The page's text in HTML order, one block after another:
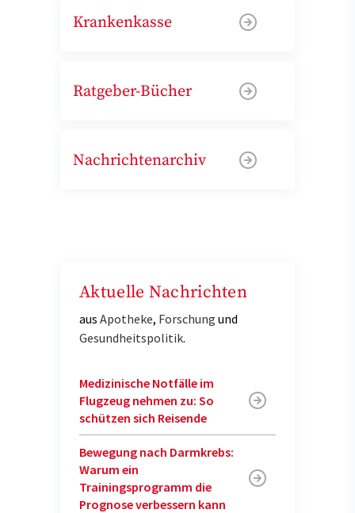
Krankenkasse
Ratgeber-Bücher
Nachrichtenarchiv
Aktuelle Nachrichten
aus Apotheke, Forschung und
Gesundheitspolitik.
Medizinische Notfälle im
Flugzeug nehmen zu: So
schützen sich Reisende
Bewegung nach Darmkrebs:
Warum ein
Trainingsprogramm die
Prognose verbessern kann